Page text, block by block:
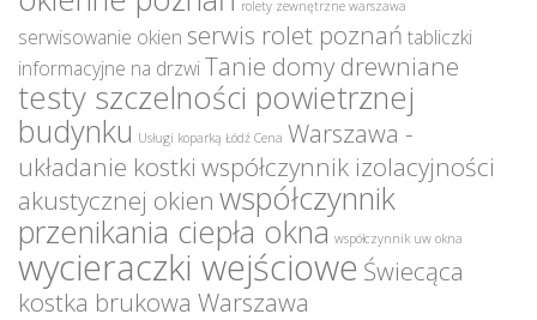
rolety zewnętrzne warszawa
serwisowanie okien serwis rolet poznań tabliczki
informacyjne na drzwiTanie domy drewniane
testy szczelności powietrznej
budynku Usługi koparką Łódź Cena Warszawa -
układanie kostki współczynnik izolacyjności
akustycznej okien współczynnik
przenikania ciepła okna współczynnik uw okna
wycieraczki wejściowe Świecąca
kostka brukowa Warszawa